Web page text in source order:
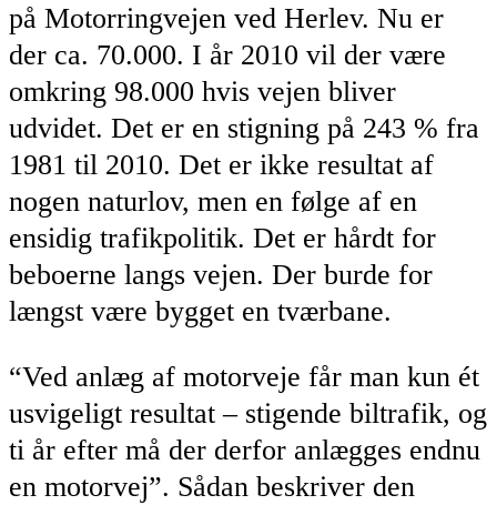
på Motorringvejen ved Herlev. Nu er
der ca. 70.000. I år 2010 vil der være
omkring 98.000 hvis vejen bliver
udvidet. Det er en stigning på 243 % fra
1981 til 2010. Det er ikke resultat af
nogen naturlov, men en følge af en
ensidig trafikpolitik. Det er hårdt for
beboerne langs vejen. Der burde for
længst være bygget en tværbane.
“Ved anlæg af motorveje får man kun ét
usvigeligt resultat – stigende biltrafik, og
ti år efter må der derfor anlægges endnu
en motorvej”. Sådan beskriver den